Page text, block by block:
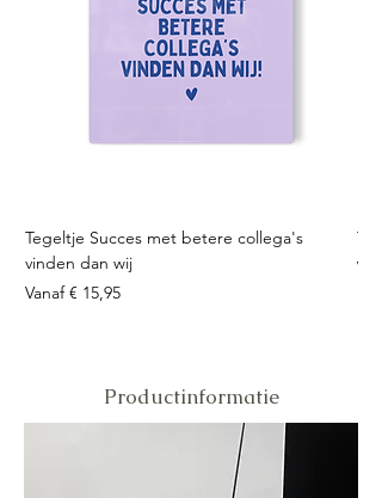
Tegeltje Succes met betere collega's
vinden dan wij
Vanaf€ 15,95
Verkoopprijs
Productinformatie